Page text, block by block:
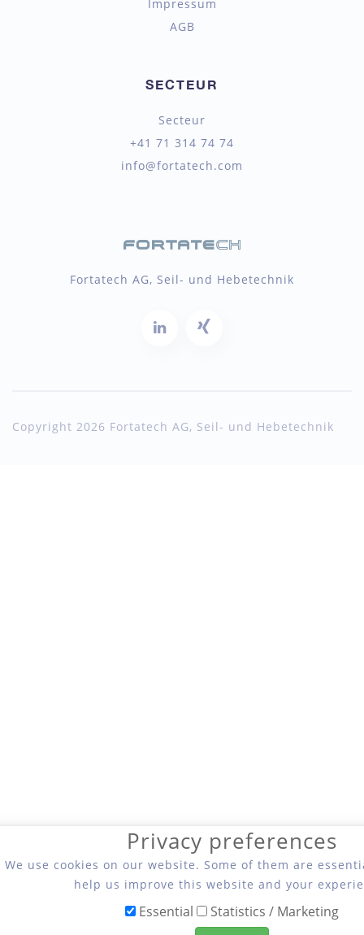
Impressum
AGB
SECTEUR
Secteur
+41 71 314 74 74
info@fortatech.com
Fortatech AG, Seil- und Hebetechnik
Copyright 2026 Fortatech AG, Seil- und Hebetechnik
Privacy preferences
We use cookies on our website. Some of them are
help us improve this website and your
Essential Statistics / Marketing